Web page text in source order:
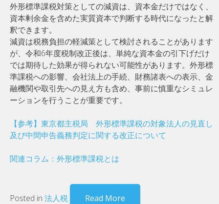
外形標準課税対策としての減資は、資本金だけではなく、
資本剰余金を含めた実質資本で判断する時代になったと解
釈できます。
減資は税務負担の軽減策として検討されることがあります
が、令和6年度税制改正後は、単純な資本金の引下げだけ
では期待した効果が得られない可能性があります。外形標
準課税への影響、会社法上の手続、財務諸表への表示、金
融機関や取引先への見え方も含め、事前に慎重なシミュレ
ーションを行うことが重要です。
【参考】東京都主税局 外形標準課税の対象法人の見直し
及び中間申告義務判定に関する改正について
関連コラム：外形標準課税とは
Posted in 法人税 Read More